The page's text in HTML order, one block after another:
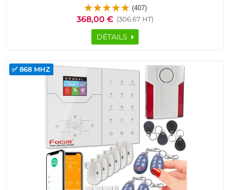
Télécommande Logement Connecté
(407)
368,00 € (306.67 HT)
DÉTAILS
✅ 868 MHZ